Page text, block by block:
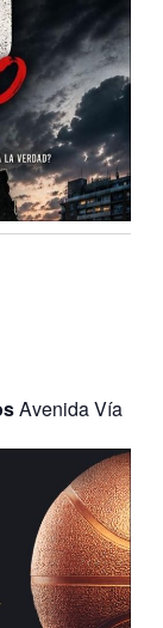
Avenida Vía